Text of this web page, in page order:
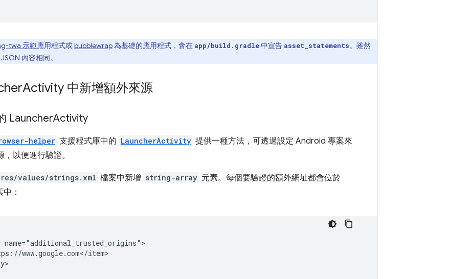
twa 示範應用程式或bubblewrap為基礎的應用程式，會在 app/build.gradle中宣告 asset_statements。雖然
內容相同。
Activity 中新增額外來源
LauncherActivity
helper 支援程式庫中的 LauncherActivity 提供一種方法，可透過設定 Android 專案來
以便進行驗證。
res/values/strings.xml 檔案中新增 string-array 元素。每個要驗證的額外網址都會位於
：
www.google.com</item>